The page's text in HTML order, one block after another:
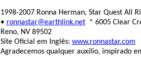
1998-2007 Ronna Herman, Star Quest All
• ronnastar@earthlink.net* 6005 Clear
Reno, NV 89502
Site Oficial em Inglês: www.ronnastar.com
Agradecemos qualquer auxílio, inspirado